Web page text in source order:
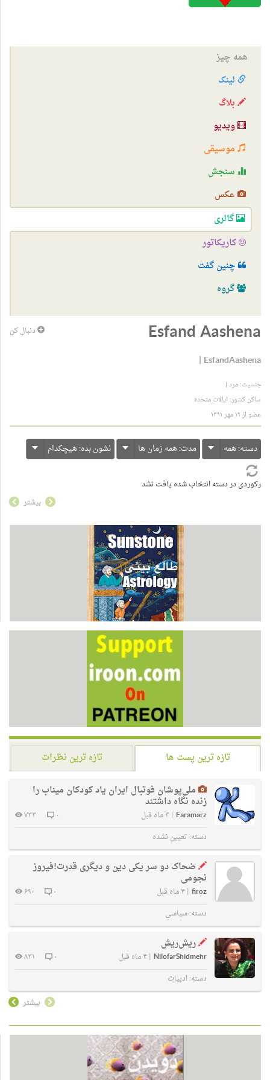
همه چیز
لینک
بلاگ
ویدیو
موسیقی
سنجش
عکس
گالری
کاریکاتور
چنین گفت
گروه
دنبال کن Esfand Aashena
EsfandAashena
|
جنسیت: مرد |
ساکن کشور: ایالات متحده
عضو از ۱۹ مهر ۱۳۹۱
دسته: همه مدت: همه زمان ها نشون بده: هیچکدام
رکوردی در دسته انتخاب شده یافت نشد
بیشتر
تازه ترین پست ها
تازه ترین نظرات
ملی‌پوشان فوتبال ایران یاد کودکان میناب را
زنده نگاه داشتند
Faramarz
| ۴ ماه قبل ۰
۷۳۳
دسته: تعیین نشده
ضحاک دو سر یکی دین و دیگری قدرت!فیروز
نجومی
firoz
| ۴ ماه قبل ۰
۶۹۰
دسته:سیاسی
ریش‌ریش
NilofarShidmehr
| ۴ ماه قبل ۰
۸۳۱
دسته:ادبیات
بیشتر